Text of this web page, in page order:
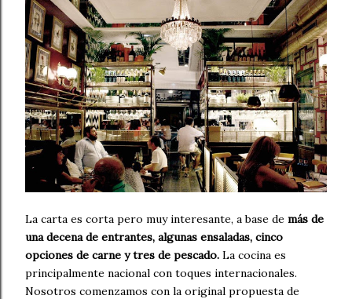
La carta es corta pero muy interesante, a base de más de
una decena de entrantes, algunas ensaladas, cinco
opciones de carne y tres de pescado. La cocina es
principalmente nacional con toques internacionales.
Nosotros comenzamos con la original propuesta de